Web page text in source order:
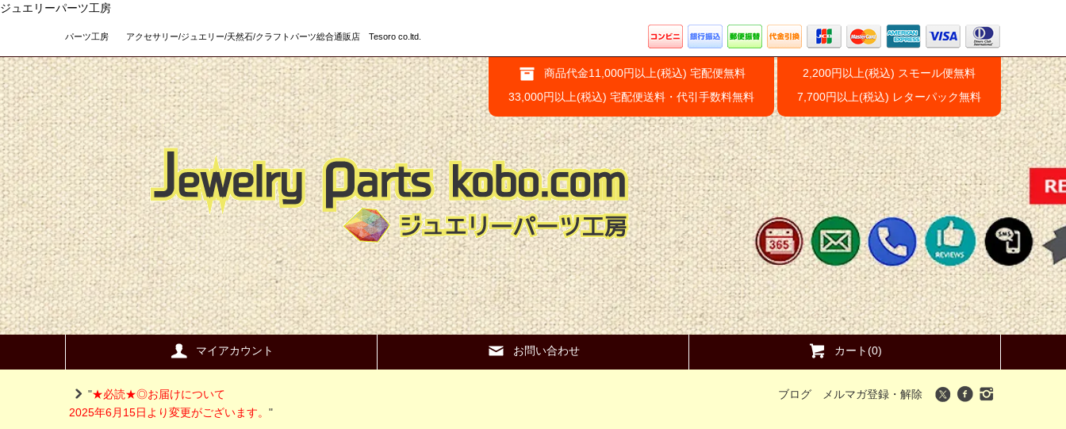
ジュエリーパーツ工房
パーツ工房 アクセサリー/ジュエリー/天然石/クラフトパーツ総合通販店 Tesoro co.ltd.
商品代金11,000円以上(税込) 宅配便無料
33,000円以上(税込) 宅配便送料・代引手数料無料
2,200円以上(税込) スモール便無料
7,700円以上(税込) レターパック無料
マイアカウント お問い合わせ カート(0)
"★必読★◎お届けについて
2025年6月15日より変更がございます。 "
ブログ メルマガ登録・解除